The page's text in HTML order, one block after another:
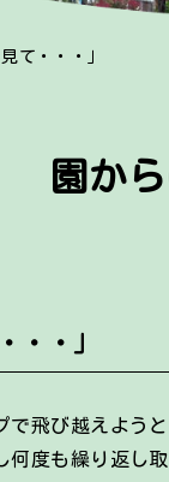
て・・・」
園か
・・」
飛び越えよう
度も繰り返し